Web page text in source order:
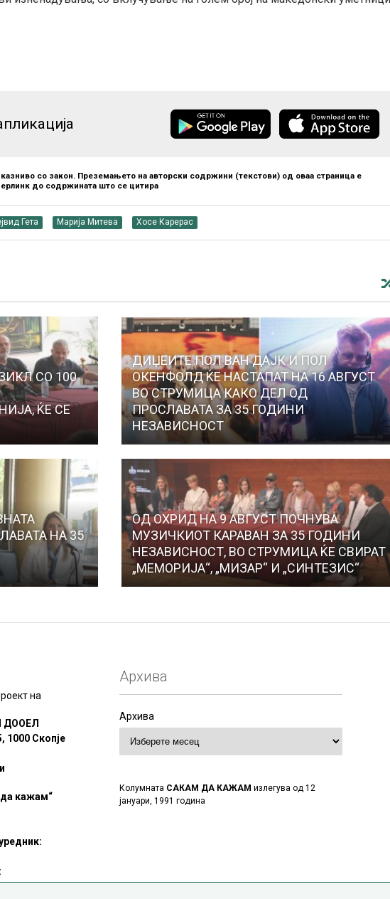
со закон. Преземањето на авторски содржини (текстови) од оваа страница е
до содржината што се цитира
Гета Марија Митева Хосе Карерас
СО 100
ЌЕ СЕ
ДИЏЕИТЕ ПОЛ ВАН ДАЈК И ПОЛ
ОКЕНФОЛД ЌЕ НАСТАПАТ НА 16 АВГУСТ
ВО СТРУМИЦА КАКО ДЕЛ ОД
ПРОСЛАВАТА ЗА 35 ГОДИНИ
НЕЗАВИСНОСТ
НА 35
ОД ОХРИД НА 9 АВГУСТ ПОЧНУВА
МУЗИЧКИОТ КАРАВАН ЗА 35 ГОДИНИ
НЕЗАВИСНОСТ, ВО СТРУМИЦА ЌЕ СВИРАТ
„МЕМОРИЈА“, „МИЗАР“ И „СИНТЕЗИС“
на
ДООЕЛ
1000 Скопје
да кажам“
Архива
Архива
Колумната САКАМ ДА КАЖАМ излегува од 12
јануари, 1991 година